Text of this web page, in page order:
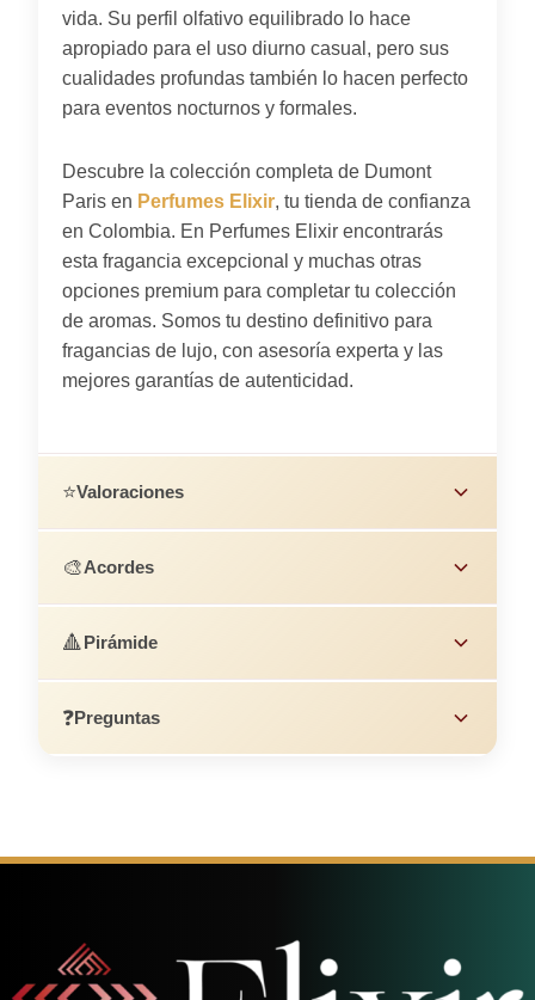
vida. Su perfil olfativo equilibrado lo hace
apropiado para el uso diurno casual, pero sus
cualidades profundas también lo hacen perfecto
para eventos nocturnos y formales.
Descubre la colección completa de Dumont
Paris en Perfumes Elixir, tu tienda de confianza
en Colombia. En Perfumes Elixir encontrarás
esta fragancia excepcional y muchas otras
opciones premium para completar tu colección
de aromas. Somos tu destino definitivo para
fragancias de lujo, con asesoría experta y las
mejores garantías de autenticidad.
⭐Valoraciones
🎨Acordes
🔺Pirámide
❓Preguntas